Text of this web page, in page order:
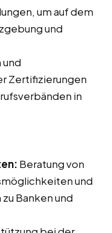
um auf dem
und
und
Zertifizierungen
in
Beratung von
und
Banken und